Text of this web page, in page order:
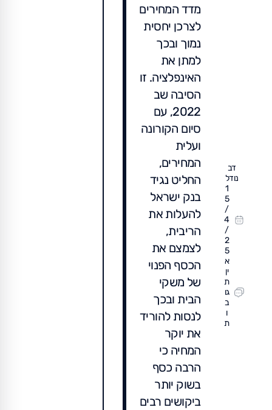
דב
נודל
1
5
/
4
/
2
5
א
ין
ת
גו
ב
ו
ת
מדד המחירים
לצרכן יחסית
נמוך ובכך
למתן את
האינפלציה. זו
הסיבה שב
2022, עם
סיום הקורונה
ועלית
המחירים,
החליט נגיד
בנק ישראל
להעלות את
הריבית,
לצמצם את
הכסף הפנוי
של משקי
הבית ובכך
לנסות להוריד
את יוקר
המחיה כי
הרבה כסף
בשוק יותר
ביקושים רבים